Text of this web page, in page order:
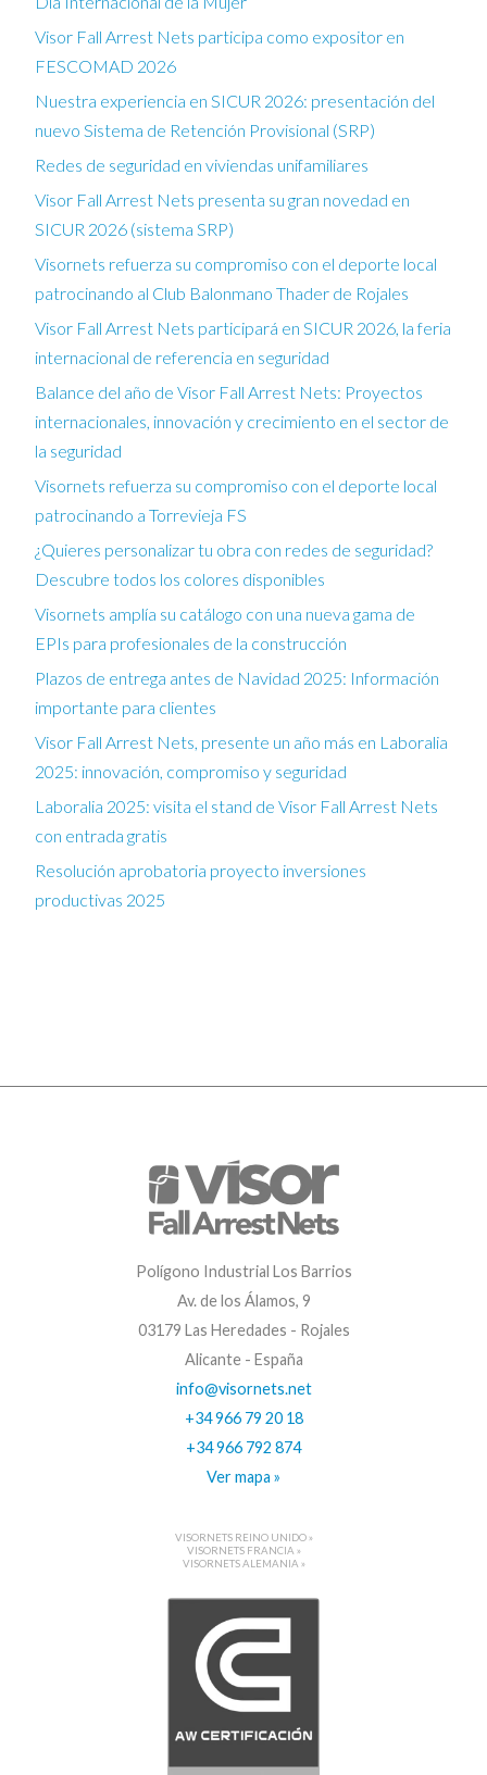
Visor Fall Arrest Nets participa como expositor en
FESCOMAD 2026
Nuestra experiencia en SICUR 2026: presentación del
nuevo Sistema de Retención Provisional (SRP)
Redes de seguridad en viviendas unifamiliares
Visor Fall Arrest Nets presenta su gran novedad en
SICUR 2026 (sistema SRP)
Visornets refuerza su compromiso con el deporte local
patrocinando al Club Balonmano Thader de Rojales
Visor Fall Arrest Nets participará en SICUR 2026, la feria
internacional de referencia en seguridad
Balance del año de Visor Fall Arrest Nets: Proyectos
internacionales, innovación y crecimiento en el sector de
la seguridad
Visornets refuerza su compromiso con el deporte local
patrocinando a Torrevieja FS
¿Quieres personalizar tu obra con redes de seguridad?
Descubre todos los colores disponibles
Visornets amplía su catálogo con una nueva gama de
EPIs para profesionales de la construcción
Plazos de entrega antes de Navidad 2025: Información
importante para clientes
Visor Fall Arrest Nets, presente un año más en Laboralia
2025: innovación, compromiso y seguridad
Laboralia 2025: visita el stand de Visor Fall Arrest Nets
con entrada gratis
Resolución aprobatoria proyecto inversiones
productivas 2025
Polígono Industrial Los Barrios
Av. de los Álamos, 9
03179 Las Heredades - Rojales
Alicante - España
info@visornets.net
+34 966 79 20 18
+34 966 792 874
Ver mapa »
VISORNETS REINO UNIDO »
VISORNETS FRANCIA »
VISORNETS ALEMANIA »